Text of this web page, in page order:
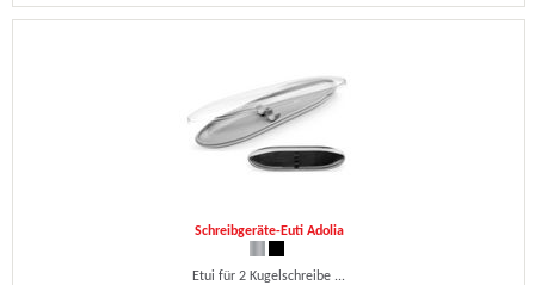
Schreibgeräte-Euti Adolia
Etui für 2 Kugelschreibe ...